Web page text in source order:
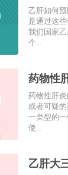
乙肝如何
是通过这
我们国家
个...
药物性
药物性肝
或者可疑
一类型的
使...
乙肝大